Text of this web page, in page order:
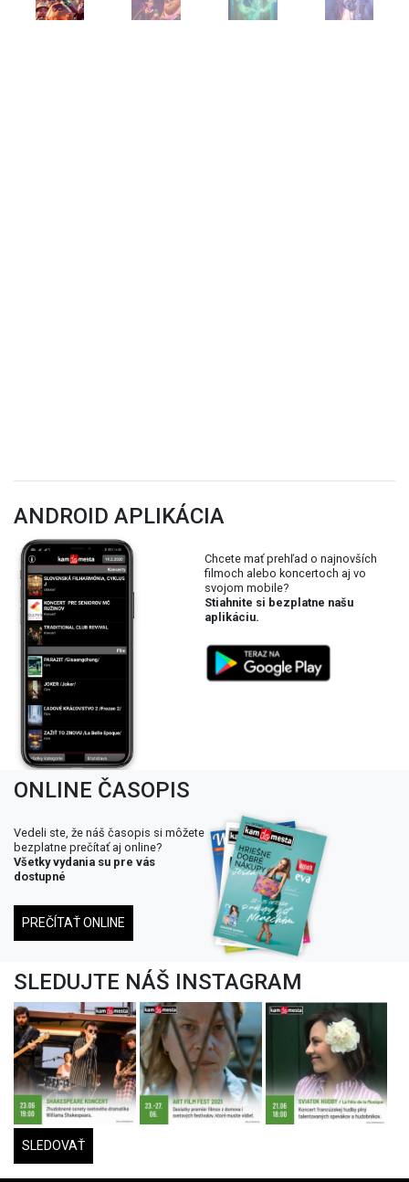
ANDROID APLIKÁCIA
Chcete mať prehľad o najnovších
filmoch alebo koncertoch aj vo
svojom mobile?
Stiahnite si bezplatne našu
aplikáciu.
ONLINE ČASOPIS
Vedeli ste, že náš časopis si môžete
bezplatne prečítať aj online?
Všetky vydania su pre vás
dostupné
PREČÍTAŤ ONLINE
SLEDUJTE NÁŠ INSTAGRAM
SLEDOVAŤ